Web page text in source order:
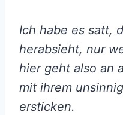
Ich habe es satt,
herabsieht, nur
hier geht also an
mit ihrem
ersticken.